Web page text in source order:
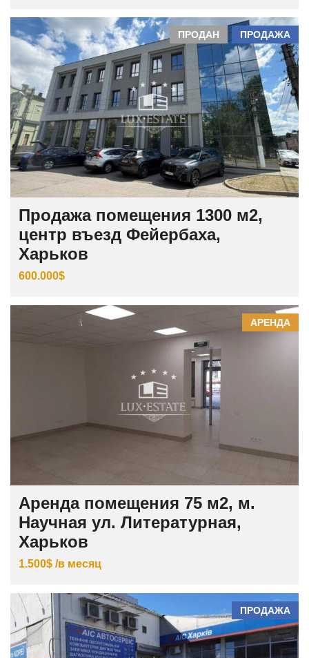
ПРОДАЖА
ПРОДАН
Продажа помещения 1300 м2,
центр въезд Фейербаха,
Харьков
600.000$
АРЕНДА
Аренда помещения 75 м2, м.
Научная ул. Литературная,
Харьков
1.500$ /в месяц
ПРОДАЖА